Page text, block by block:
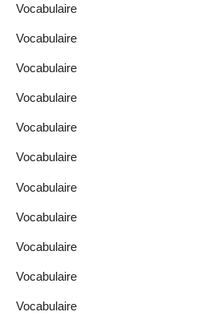
Vocabulaire
Vocabulaire
Vocabulaire
Vocabulaire
Vocabulaire
Vocabulaire
Vocabulaire
Vocabulaire
Vocabulaire
Vocabulaire
Vocabulaire